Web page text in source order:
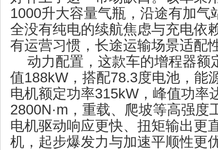
1000升大容量气瓶，沿途有加气
全没有纯电的续航焦虑与充电依
有运营习惯，长途运输场景适配
动力配置，这款车的增程器额
值188kW，搭配78.3度电池，能
电机额定功率315kW，峰值功率
2800N·m，重载、爬坡等高强度
电机驱动响应更快、扭矩输出更
机，起步爆发力与加速平顺性更